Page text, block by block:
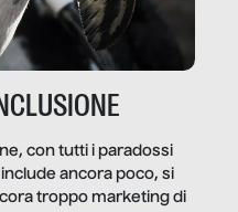
con tutti i paradossi
ancora poco, si
troppo marketing di